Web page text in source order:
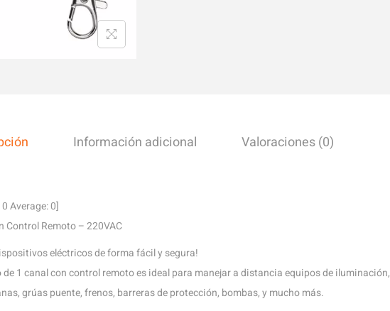
Información adicional Valoraciones (0)
0Average:0]
Control Remoto – 220VAC
eléctricos de forma fácil y segura!
1 canal con control remoto es ideal para manejar a distancia equipos de iluminación,
grúas puente, frenos, barreras de protección, bombas, y mucho más.